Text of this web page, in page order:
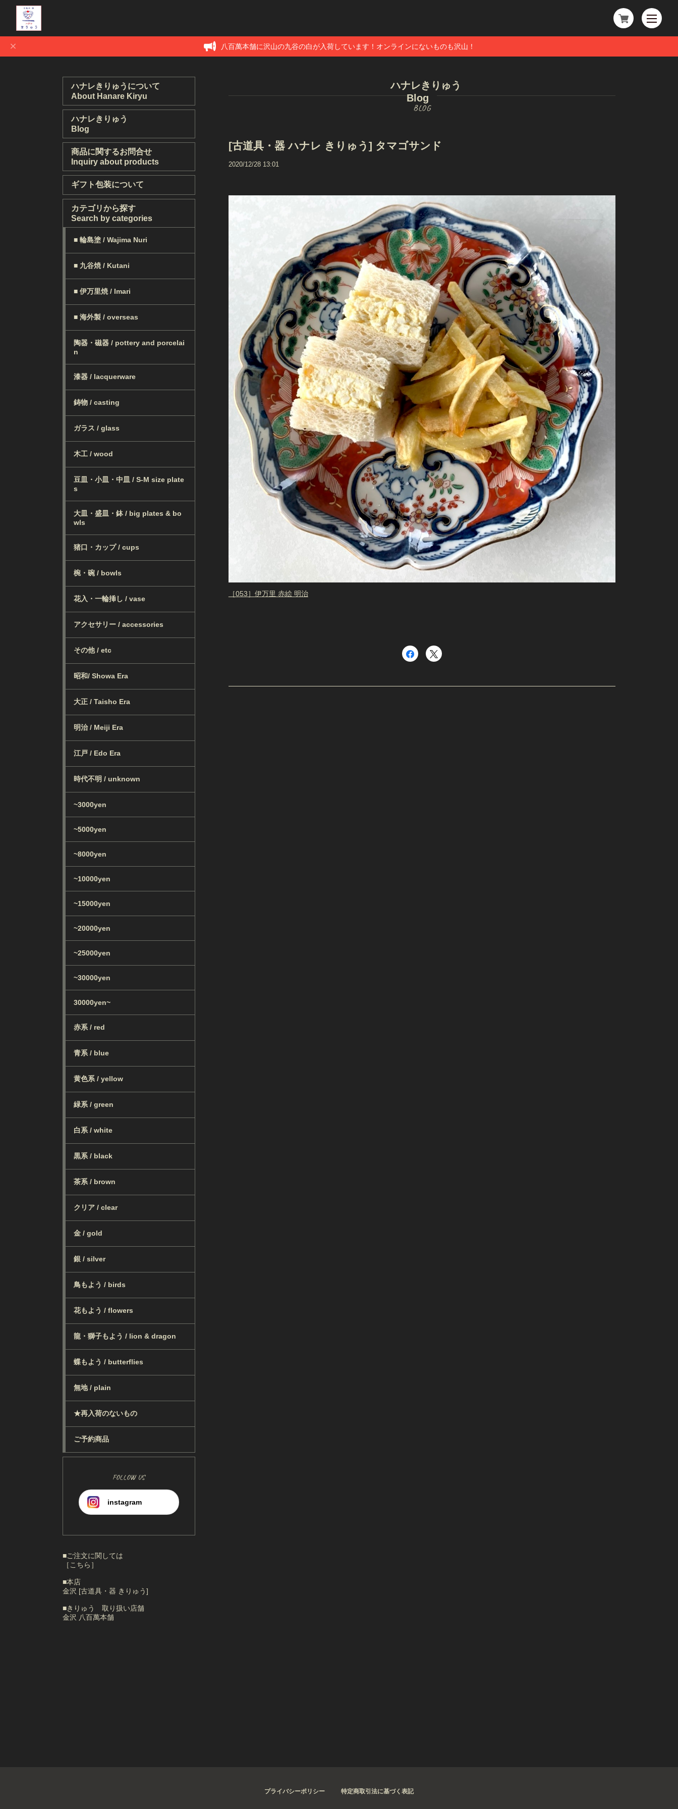
八百萬本舗に沢山の九谷の白が入荷しています！オンラインにないものも沢山！
ハナレきりゅうについて
About Hanare Kiryu
ハナレきりゅう
Blog
商品に関するお問合せ
Inquiry about products
ギフト包装について
カテゴリから探す
Search by categories
■ 輪島塗 / Wajima Nuri
■ 九谷焼 / Kutani
■ 伊万里焼 / Imari
■ 海外製 / overseas
陶器・磁器 / pottery and porcelai
n
漆器 / lacquerware
鋳物 / casting
ガラス / glass
木工 / wood
豆皿・小皿・中皿 / S-M size plate
s
大皿・盛皿・鉢 / big plates & bo
wls
猪口・カップ / cups
椀・碗 / bowls
花入・一輪挿し / vase
アクセサリー / accessories
その他 / etc
昭和/ Showa Era
大正 / Taisho Era
明治 / Meiji Era
江戸 / Edo Era
時代不明 / unknown
~3000yen
~5000yen
~8000yen
~10000yen
~15000yen
~20000yen
~25000yen
~30000yen
30000yen~
赤系 / red
青系 / blue
黄色系 / yellow
緑系 / green
白系 / white
黒系 / black
茶系 / brown
クリア / clear
金 / gold
銀 / silver
鳥もよう / birds
花もよう / flowers
龍・獅子もよう / lion & dragon
蝶もよう / butterflies
無地 / plain
★再入荷のないもの
ご予約商品
FOLLOW US
instagram
■ご注文に関しては
［こちら］
■本店
金沢 [古道具・器 きりゅう]
■きりゅう 取り扱い店舗
金沢 八百萬本舗
ハナレきりゅう
Blog
[古道具・器 ハナレ きりゅう] タマゴサンド
2020/12/28 13:01
［053］伊万里 赤絵 明治
プライバシーポリシー 特定商取引法に基づく表記